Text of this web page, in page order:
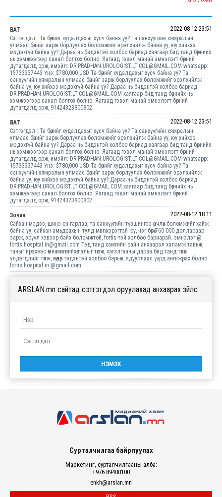
BAT
2022-08-12 23:51
Сэтгэгдэл : Та бөөрийг худалдахыг хүсч байна уу? Та санхүүгийн хямралын
улмаас бөөрийг зарж борлуулах боломжийг эрэлхийлж байна уу, юу хийхээ
мэдэхгүй байна уу? Дараа нь бидэнтэй холбоо бариад хаягаар бид танд бөөрнийх
нь хэмжээгээр санал болгох болно. Яагаад гэвэл манай эмнэлэгт бөөрний
дутагдалд орж, имэйл: DR.PRADHAN.UROLOGIST.LT.COL@GMAIL.COM whatsapp:
15733337443 Үнэ: $780,000 USD Та бөөрийг худалдахыг хүсч байна уу? Та
санхүүгийн хямралын улмаас бөөрийг зарж борлуулах боломжийг эрэлхийлж
байна уу, юу хийхээ мэдэхгүй байна уу? Дараа нь бидэнтэй холбоо бариад
DR.PRADHAN.UROLOGIST.LT.COL@GMAIL.COM хаягаар бид танд бөөрнийх нь
хэмжээгээр санал болгох болно. Яагаад гэвэл манай эмнэлэгт бөөрний
дутагдалд орж, 91424323800802
BAT
2022-08-12 23:51
Сэтгэгдэл : Та бөөрийг худалдахыг хүсч байна уу? Та санхүүгийн хямралын
улмаас бөөрийг зарж борлуулах боломжийг эрэлхийлж байна уу, юу хийхээ
мэдэхгүй байна уу? Дараа нь бидэнтэй холбоо бариад хаягаар бид танд бөөрнийх
нь хэмжээгээр санал болгох болно. Яагаад гэвэл манай эмнэлэгт бөөрний
дутагдалд орж, имэйл: DR.PRADHAN.UROLOGIST.LT.COL@GMAIL.COM whatsapp:
15733337443 Үнэ: $780,000 USD Та бөөрийг худалдахыг хүсч байна уу? Та
санхүүгийн хямралын улмаас бөөрийг зарж борлуулах боломжийг эрэлхийлж
байна уу, юу хийхээ мэдэхгүй байна уу? Дараа нь бидэнтэй холбоо бариад
DR.PRADHAN.UROLOGIST.LT.COL@GMAIL.COM хаягаар бид танд бөөрнийх нь
хэмжээгээр санал болгох болно. Яагаад гэвэл манай эмнэлэгт бөөрний
дутагдалд орж, 91424323800802
Зочин
2022-08-12 18:11
Сайхан мэдээ, шинэ он гарлаа, та санхүүгийн түвшингээ өөрчлөх боломжийг хайж
байна уу, сайхан амьдрахын тулд мөнгө хэрэгтэй юу, нэг бөөрөө 760 000 доллараар
зарж, эрүүл хэвээр байх боломжтой, fortis-тэй холбоо бариарай. эмнэлэг @
fortis.hospital.in@gmail.com Тэд танд хамгийн сайн анхаарал халамж тавьж,
таныг ирэхээс өмнө мөнгөнийхөө талыг төлж, хагалгааны дараа бид танд төлөх
үлдэгдлийг төлж, өнөөдөр тэдэнтэй холбоо барьж, ядуурлаас үүрд ангижрах болно
fortis.hospital.in @gmail.com
ARSLAN.mn сайтад сэтгэгдэл оруулахад анхаарах зүйлс
Сурталчилгаа байрлуулах
Маркетинг, сурталчилгааны алба:
+976 89400100
enkh@arslan.mn